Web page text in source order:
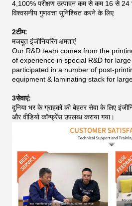
4,100% परीक्षण उत्पादन कम से कम 16 से
विश्वसनीय गुणवत्ता सुनिश्चित करने के लिए
2टीम:
मजबूत इंजीनियरिंग क्षमताएं
Our R&D team comes from the
of experience in special R&D for
participated in a number of post-
equipment & laminating stack for
3सेवाएं:
दुनिया भर के ग्राहकों की बेहतर सेवा के लिए
और वीडियो कॉन्फ्रेंस उपलब्ध कराया गया।